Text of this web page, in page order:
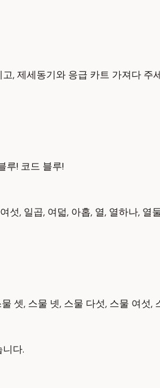
, 제세동기와 응급 카트 가져다 주
루! 코드 블루!
섯, 일곱, 여덟, 아홉, 열, 열하나,
셋, 스물 넷, 스물 다섯, 스물 여섯,
다.